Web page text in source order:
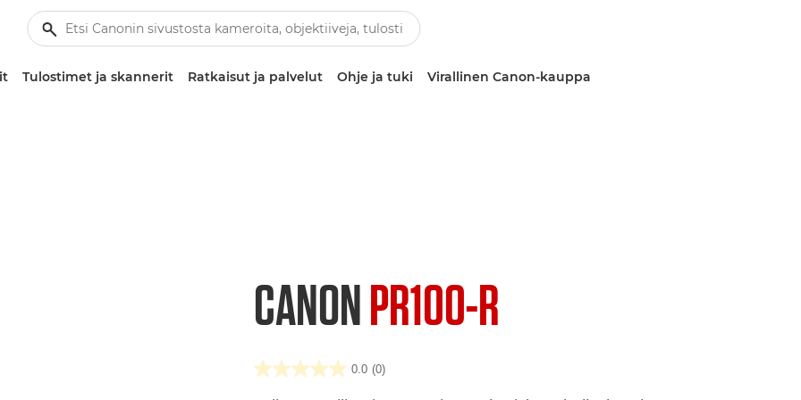
Tulostimet ja skannerit Ratkaisut ja palvelut Ohje ja tuki Virallinen Canon-kauppa
CANONPR100-R
0.0 (0)